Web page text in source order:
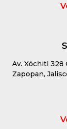
Av. Xóchitl 328
Zapopan,